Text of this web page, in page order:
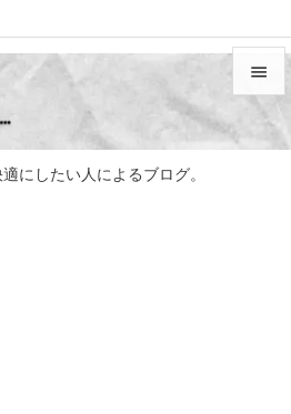
にしたい人によるブログ。

